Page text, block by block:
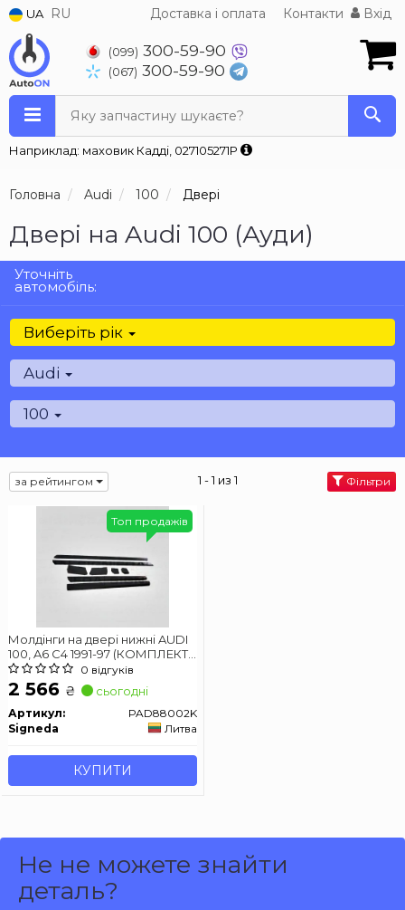
UA RU Доставка і оплата Контакти Вхід
(099) 300-59-90
(067) 300-59-90
Яку запчастину шукаєте?
Наприклад: маховик Кадді, 027105271P
Головна Audi 100 Двері
Двері на Audi 100 (Ауди)
Уточніть
автомобіль:
Виберіть рік
Audi
100
за рейтингом 1 - 1 из 1 Фільтри
Молдінги на двері нижні AUDI
100, A6 C4 1991-97 (КОМПЛЕКТ
8шт.)
0 відгуків
2 566 ₴ сьогодні
Артикул:
PAD88002K
Signeda
Литва
КУПИТИ
Топ продажів
Не не можете знайти
деталь?